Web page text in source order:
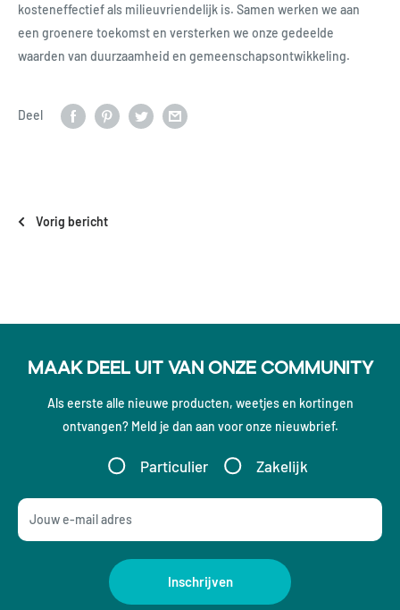
kosteneffectief als milieuvriendelijk is. Samen werken we aan
een groenere toekomst en versterken we onze gedeelde
waarden van duurzaamheid en gemeenschapsontwikkeling.
Deel
Vorig bericht
Maak deel uit van onze community
Als eerste alle nieuwe producten, weetjes en kortingen
ontvangen? Meld je dan aan voor onze nieuwbrief.
Particulier Zakelijk
Jouw e-mail adres
Inschrijven